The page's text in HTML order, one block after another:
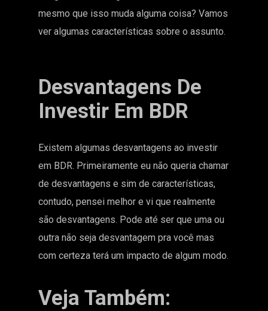
mesmo que isso muda alguma coisa? Vamos
ver algumas características sobre o assunto.
Desvantagens De
Investir Em BDR
Existem algumas desvantagens ao investir
em BDR. Primeiramente eu não queria chamar
de desvantagens e sim de características,
contudo, pensei melhor e vi que realmente
são desvantagens. Pode até ser que uma ou
outra não seja desvantagem pra você mas
com certeza terá um impacto de algum modo.
Veja Também: